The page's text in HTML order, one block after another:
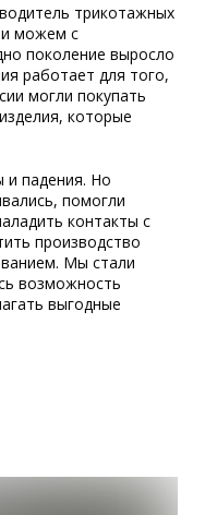
трикотажных
и можем с
поколение выросло
работает для того,
могли покупать
которые
и падения. Но
помогли
контакты с
производство
Мы стали
возможность
выгодные